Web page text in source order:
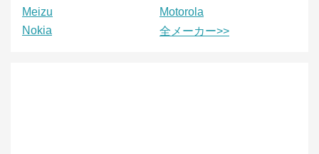
Meizu
Motorola
Nokia
全メーカー>>